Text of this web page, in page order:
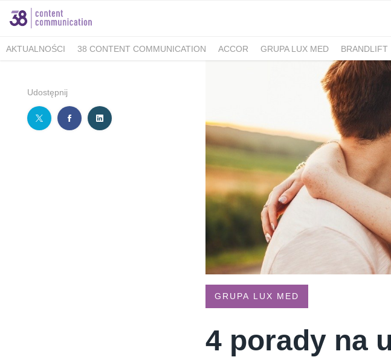
AKTUALNOŚCI 38 CONTENT COMMUNICATION ACCOR GRUPA LUX MED BRANDLIFT
IRON MOUNTAIN
WALKING KORZENIOWSKI
PIZZAPORTAL.PL
BERIMAL
ACCOR MARKETPLACE KRAKÓW SANOFI
MEDICOVER SENIOR
MEDICOVER STOMATOLOGIA PUCKIE HOSPICJUM TERAPIA
ZŁOTOPOLSKA DOLINA DR.BACTY PACSAFE LORUS
AKBAR JASMEEN MOMME
ENERGIA POLSKA ZADBANO POKONAJ ZAĆMĘ,
ALCON - MAMY OKO NA ZAĆMĘ PREGNABIT UNICEF JASNUM
LAVEO PANEK CARSHARING BUDVAR
#EFEKT1BUTELKI
ESTE SYNERGY HUMAN
Udostępnij
GRUPA LUX MED
4 porady na